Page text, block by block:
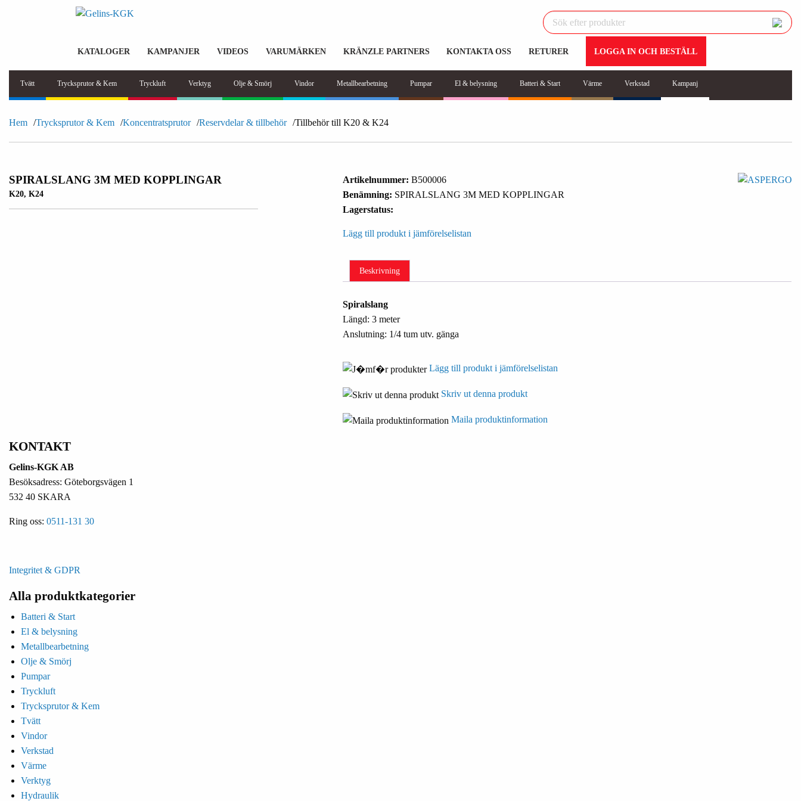
KATALOGER KAMPANJER VIDEOS VARUMÄRKEN KRÄNZLE PARTNERS KONTAKTA OSS RETURER LOGGA IN OCH BESTÄLL
Tvätt Trycksprutor & Kem Tryckluft Verktyg Olje & Smörj Vindor Metallbearbetning Pumpar El & belysning Batteri & Start Värme Verkstad Kampanj
Hem Trycksprutor & Kem Koncentratsprutor Reservdelar & tillbehör Tillbehör till K20 & K24
SPIRALSLANG 3M MED KOPPLINGAR
K20, K24
Artikelnummer: B500006
Benämning: SPIRALSLANG 3M MED KOPPLINGAR
Lagerstatus:
Lägg till produkt i jämförelselistan
Beskrivning
Spiralslang
Längd: 3 meter
Anslutning: 1/4 tum utv. gänga
Lägg till produkt i jämförelselistan
Skriv ut denna produkt
Maila produktinformation
KONTAKT
Gelins-KGK AB
Besöksadress: Göteborgsvägen 1
532 40 SKARA
Ring oss: 0511-131 30
Integritet & GDPR
Alla produktkategorier
Batteri & Start
El & belysning
Metallbearbetning
Olje & Smörj
Pumpar
Tryckluft
Trycksprutor & Kem
Tvätt
Vindor
Verkstad
Värme
Verktyg
Hydraulik